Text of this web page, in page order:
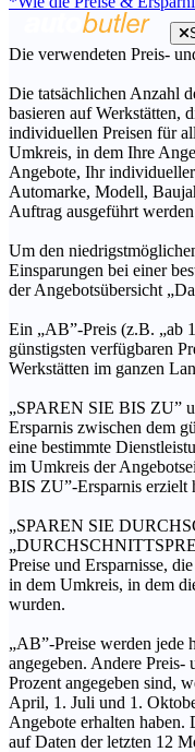
Die verwendeten Preis-
Die tatsächlichen Anzahl
basieren auf Werkstätten,
individuellen Preisen für
Umkreis, in dem Ihre
Angebote, Ihr
Automarke, Modell,
Auftrag ausgeführt
Um den
Einsparungen bei einer
der Angebotsübersicht
Ein „AB”-Preis (z.B. „ab
günstigsten verfügbaren
Werkstätten im ganzen
„SPAREN SIE BIS ZU”
Ersparnis zwischen dem
eine bestimmte
im Umkreis der
BIS ZU”-Ersparnis erzielt
„SPAREN SIE
Preise und Ersparnisse,
in dem Umkreis, in dem
wurden.
„AB”-Preise werden jede
angegeben. Andere Preis-
Prozent angegeben sind,
April, 1. Juli und 1.
Angebote erhalten haben.
auf Daten der letzten 12